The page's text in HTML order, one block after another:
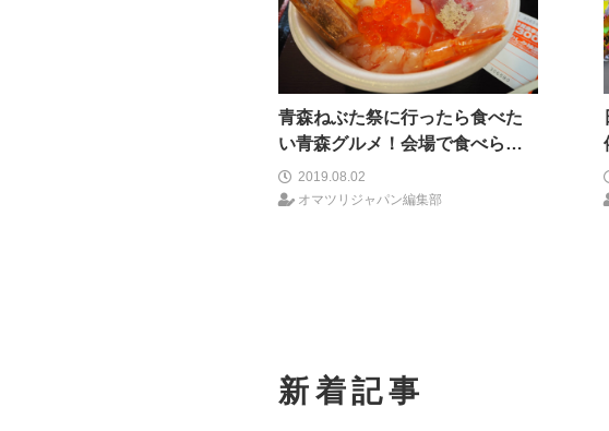
青森ねぶた祭に行ったら食べた
い青森グルメ！会場で食べられ
るグルメは？
2019.08.02
オマツリジャパン編集部
新着記事